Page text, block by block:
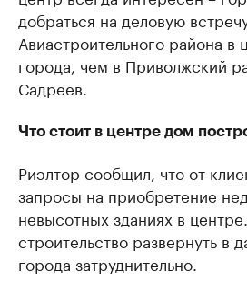
добраться на деловую
Авиастроительного района в
города, чем в Приволжский
Садреев.
Что стоит в центре дом
Риэлтор сообщил, что от
запросы на приобретение
невысотных зданиях в
строительство развернуть в
города затруднительно.